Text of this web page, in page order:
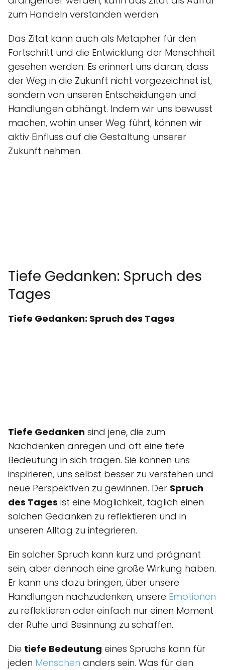
zum Handeln verstanden werden.
Das Zitat kann auch als Metapher für den
Fortschritt und die Entwicklung der Menschheit
gesehen werden. Es erinnert uns daran, dass
der Weg in die Zukunft nicht vorgezeichnet ist,
sondern von unseren Entscheidungen und
Handlungen abhängt. Indem wir uns bewusst
machen, wohin unser Weg führt, können wir
aktiv Einfluss auf die Gestaltung unserer
Zukunft nehmen.
Tiefe Gedanken: Spruch des
Tages
Tiefe Gedanken: Spruch des Tages
Tiefe Gedanken sind jene, die zum
Nachdenken anregen und oft eine tiefe
Bedeutung in sich tragen. Sie können uns
inspirieren, uns selbst besser zu verstehen und
neue Perspektiven zu gewinnen. Der Spruch
des Tages ist eine Möglichkeit, täglich einen
solchen Gedanken zu reflektieren und in
unseren Alltag zu integrieren.
Ein solcher Spruch kann kurz und prägnant
sein, aber dennoch eine große Wirkung haben.
Er kann uns dazu bringen, über unsere
Handlungen nachzudenken, unsere Emotionen
zu reflektieren oder einfach nur einen Moment
der Ruhe und Besinnung zu schaffen.
Die tiefe Bedeutung eines Spruchs kann für
jeden Menschen anders sein. Was für den